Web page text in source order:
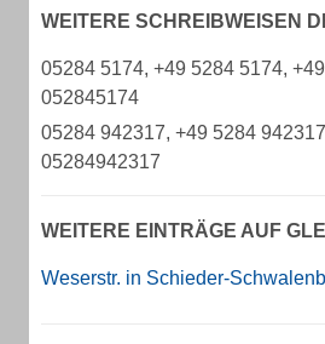
WEITERE SCHREIBWEISEN
05284 5174, +49 5284 5174,
052845174
05284 942317, +49 5284
05284942317
WEITERE EINTRÄGE AUF
Weserstr. in Schieder-